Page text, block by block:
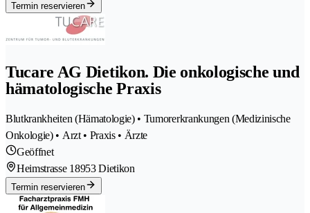
Termin reservieren
Tucare AG Dietikon. Die onkologische und
hämatologische Praxis
Blutkrankheiten (Hämatologie) • Tumorerkrankungen (Medizinische
Onkologie) • Arzt • Praxis • Ärzte
Geöffnet
Heimstrasse 18953 Dietikon
Termin reservieren